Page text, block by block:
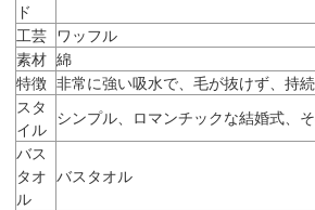
ド
工芸 ワッフル
素材 綿
特徴 非常に強い吸水で、毛が抜けず、持
スタ
イル
シンプル、ロマンチックな結婚式、
バス
タオ
ル
バスタオル